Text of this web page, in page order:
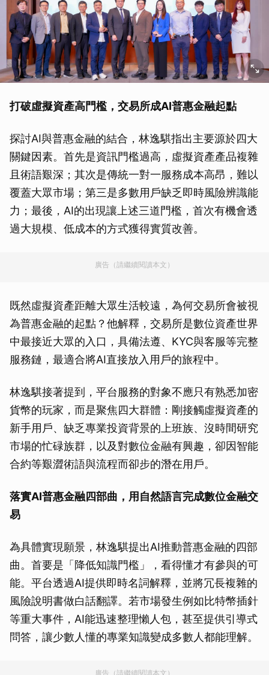
打破虛擬資產高門檻，交易所成AI普惠金融起點
探討AI與普惠金融的結合，林逸騏指出主要源於四大
關鍵因素。首先是資訊門檻過高，虛擬資產產品複雜
且術語艱深；其次是傳統一對一服務成本高昂，難以
覆蓋大眾市場；第三是多數用戶缺乏即時風險辨識能
力；最後，AI的出現讓上述三道門檻，首次有機會透
過大規模、低成本的方式獲得實質改善。
廣告（請繼續閱讀本文）
既然虛擬資產距離大眾生活較遠，為何交易所會被視
為普惠金融的起點？他解釋，交易所是數位資產世界
中最接近大眾的入口，具備法遵、KYC與客服等完整
服務鏈，最適合將AI直接放入用戶的旅程中。
林逸騏接著提到，平台服務的對象不應只有熟悉加密
貨幣的玩家，而是聚焦四大群體：剛接觸虛擬資產的
新手用戶、缺乏專業投資背景的上班族、沒時間研究
市場的忙碌族群，以及對數位金融有興趣，卻因智能
合約等艱澀術語與流程而卻步的潛在用戶。
落實AI普惠金融四部曲，用自然語言完成數位金融交
易
為具體實現願景，林逸騏提出AI推動普惠金融的四部
曲。首要是「降低知識門檻」，看得懂才有參與的可
能。平台透過AI提供即時名詞解釋，並將冗長複雜的
風險說明書做白話翻譯。若市場發生例如比特幣插針
等重大事件，AI能迅速整理懶人包，甚至提供引導式
問答，讓少數人懂的專業知識變成多數人都能理解。
廣告（請繼續閱讀本文）